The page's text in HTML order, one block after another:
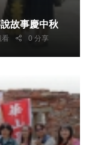
故事慶中秋
看 0 分享